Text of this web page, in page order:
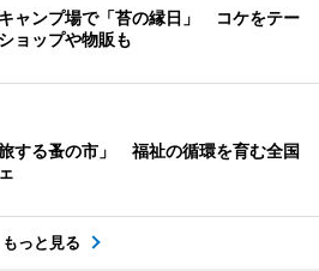
ャンプ場で「苔の縁日」 コケをテー
ョップや物販も
する蚤の市」 福祉の循環を育む全国
もっと見る